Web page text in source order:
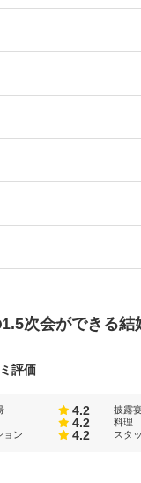
次会ができる結
評価
4.2 披露
4.2 料理
ョン 4.2 スタ